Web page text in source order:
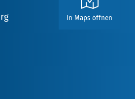
In Maps öffnen